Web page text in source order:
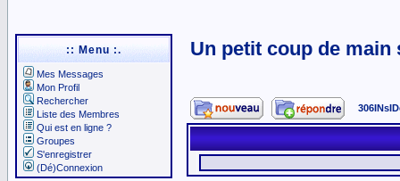
:: Menu :.
Mes Messages
Mon Profil
Rechercher
Liste des Membres
Qui est en ligne ?
Groupes
S'enregistrer
(Dé)Connexion
Un petit coup de main